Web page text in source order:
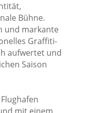
Bühne.
und markante
Graffiti-
aufwertet und
Saison